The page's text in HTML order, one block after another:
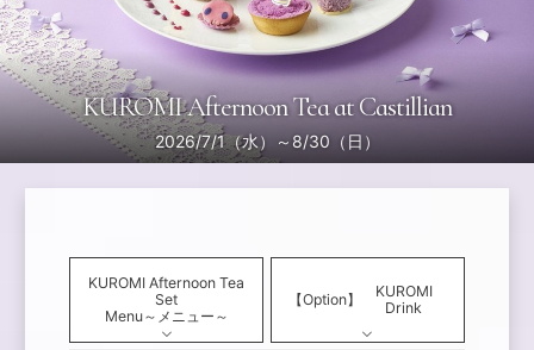
KUROMI Afternoon Tea at Castillian
2026/7/1（水）～8/30（日）
KUROMI Afternoon Tea
Set
Menu～メニュー～
【Option】
KUROMI
Drink